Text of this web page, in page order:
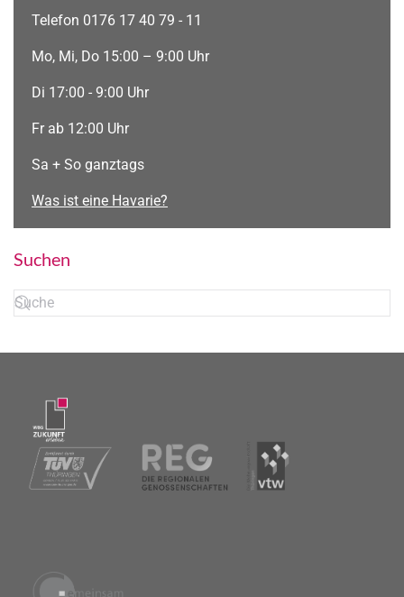
Telefon 0176 17 40 79 - 11
Mo, Mi, Do 15:00 – 9:00 Uhr
Di 17:00 - 9:00 Uhr
Fr ab 12:00 Uhr
Sa + So ganztags
Was ist eine Havarie?
Suchen